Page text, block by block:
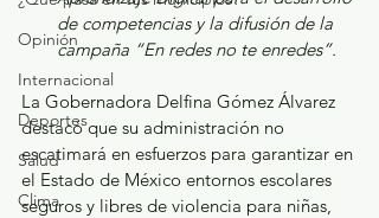
Opinión
Internacional
Deportes
Salud
Clima
de competencias y la difusión de la
campaña “En redes no te enredes”.
La Gobernadora Delfina Gómez Álvarez
destacó que su administración no
escatimará en esfuerzos para garantizar en
el Estado de México entornos escolares
seguros y libres de violencia para niñas,